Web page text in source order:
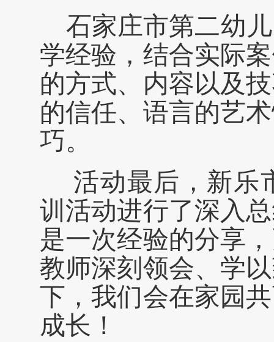
石家庄市第二幼
学经验，结合实际
的方式、内容以及
的信任、语言的艺
巧。
活动最后，新乐
训活动进行了深入
是一次经验的分享
教师深刻领会、学
下，我们会在家园
成长！